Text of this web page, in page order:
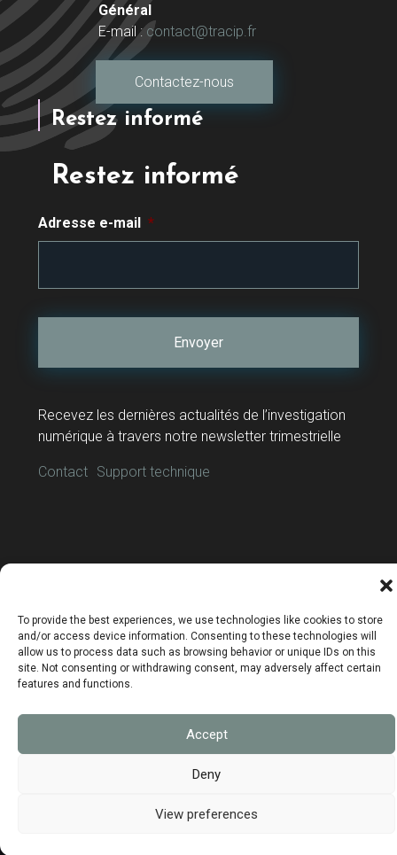
To provide the best experiences, we use technologies like cookies to store
and/or access device information. Consenting to these technologies will
allow us to process data such as browsing behavior or unique IDs on this
site. Not consenting or withdrawing consent, may adversely affect certain
features and functions.
Accept
Deny
View preferences
Général
E-mail :contact@tracip.fr
Contactez-nous
Restez informé
Restez informé
Adresse e-mail *
Recevez les dernières actualités de l’investigation
numérique à travers notre newsletter trimestrielle
Contact Support technique
Données personnelles
Politique de confidentialité
Politique de cookies
CGV
CGS